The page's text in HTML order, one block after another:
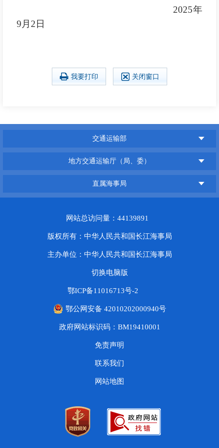
2025年
9月2日
我要打印 关闭窗口
交通运输部
地方交通运输厅（局、委）
直属海事局
网站总访问量：44139891
版权所有：中华人民共和国长江海事局
主办单位：中华人民共和国长江海事局
切换电脑版
鄂ICP备11016713号-2
鄂公网安备 42010202000940号
政府网站标识码：BM19410001
免责声明
联系我们
网站地图